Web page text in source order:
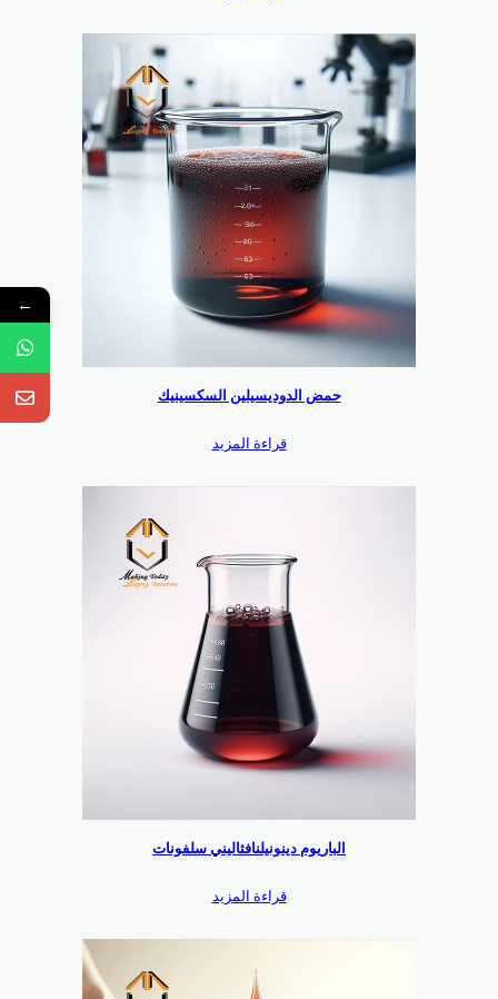
حمض الدوديسيلين السكسينيك
قراءة المزيد
الباريوم دينونيلنافثاليني سلفونات
قراءة المزيد
←